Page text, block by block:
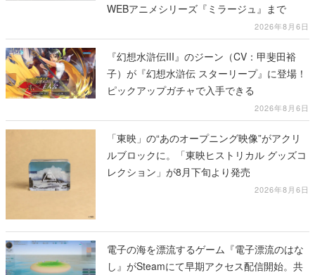
WEBアニメシリーズ『ミラージュ』まで
2026年8月6日
『幻想水滸伝III』のジーン（CV：甲斐田裕
子）が『幻想水滸伝 スターリープ』に登場！
ピックアップガチャで入手できる
2026年8月6日
「東映」の“あのオープニング映像”がアクリ
ルブロックに。「東映ヒストリカル グッズコ
レクション」が8月下旬より発売
2026年8月6日
電子の海を漂流するゲーム『電子漂流のはな
し』がSteamにて早期アクセス配信開始。共